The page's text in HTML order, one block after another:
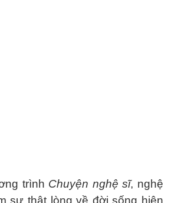
trình Chuyện nghệ sĩ, nghệ
sự thật lòng về đời sống hiện